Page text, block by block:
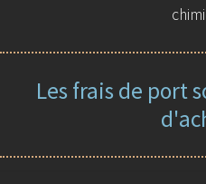
Les frais de port